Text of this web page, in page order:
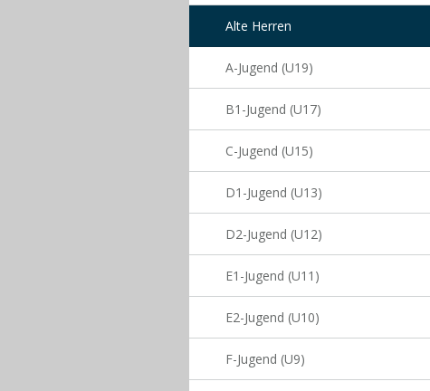
Alte Herren
A-Jugend (U19)
B1-Jugend (U17)
C-Jugend (U15)
D1-Jugend (U13)
D2-Jugend (U12)
E1-Jugend (U11)
E2-Jugend (U10)
F-Jugend (U9)